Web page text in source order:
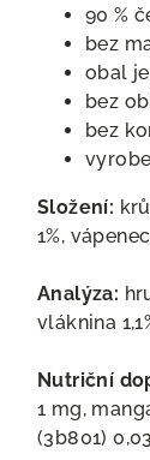
90 %
bez
obal
bez
bez
Složení:
1%, vápenec
Analýza:
vláknina
Nutriční
1 mg,
(3b801)